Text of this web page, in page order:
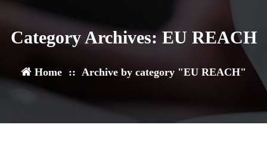
Category Archives: EU REACH
Home :: Archive by category "EU REACH"